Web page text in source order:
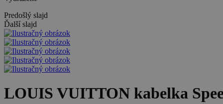
Predošlý slajd
Ďalší slajd
LOUIS VUITTON kabelka